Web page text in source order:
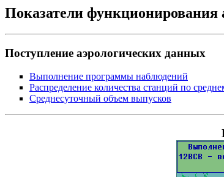
Показатели функционирования
Поступление аэрологических данных
Выполнение программы наблюдений
Распределение количества станций по
Среднесуточный объем выпусков